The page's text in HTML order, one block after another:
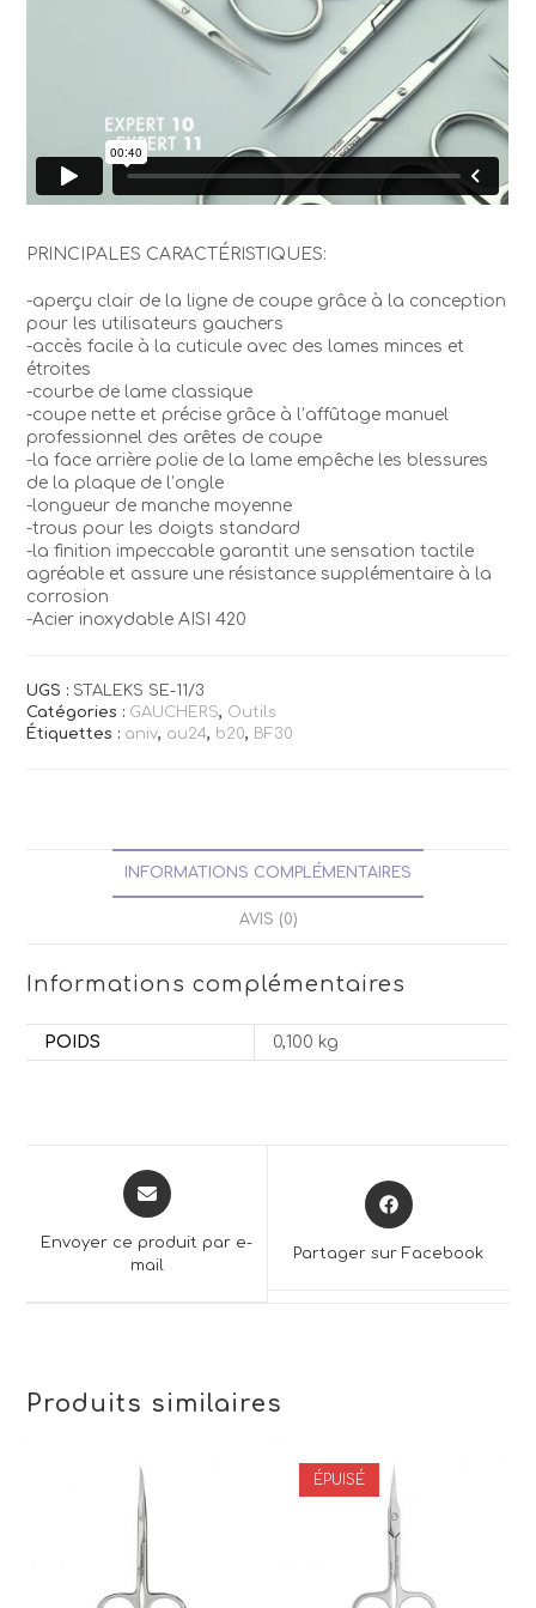
PRINCIPALES CARACTÉRISTIQUES:
-aperçu clair de la ligne de coupe grâce à la conception
pour les utilisateurs gauchers
-accès facile à la cuticule avec des lames minces et
étroites
-courbe de lame classique
-coupe nette et précise grâce à l’affûtage manuel
professionnel des arêtes de coupe
-la face arrière polie de la lame empêche les blessures
de la plaque de l’ongle
-longueur de manche moyenne
-trous pour les doigts standard
-la finition impeccable garantit une sensation tactile
agréable et assure une résistance supplémentaire à la
corrosion
-Acier inoxydable AISI 420
UGS : STALEKS SE-11/3
Catégories : GAUCHERS, Outils
Étiquettes : aniv, au24, b20, BF30
INFORMATIONS COMPLÉMENTAIRES
AVIS (0)
Informations complémentaires
POIDS 0,100 kg
Opens
in
new
Envoyer ce produit par e-
mail
Opens
in
Partager sur Facebook
Produits similaires
ÉPUISÉ